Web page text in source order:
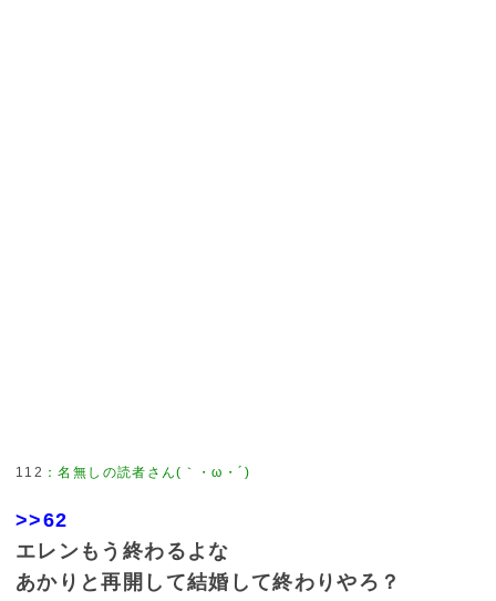
112 ：名無しの読者さん(｀・ω・´)
>>62
エレンもう終わるよな
あかりと再開して結婚して終わりやろ？